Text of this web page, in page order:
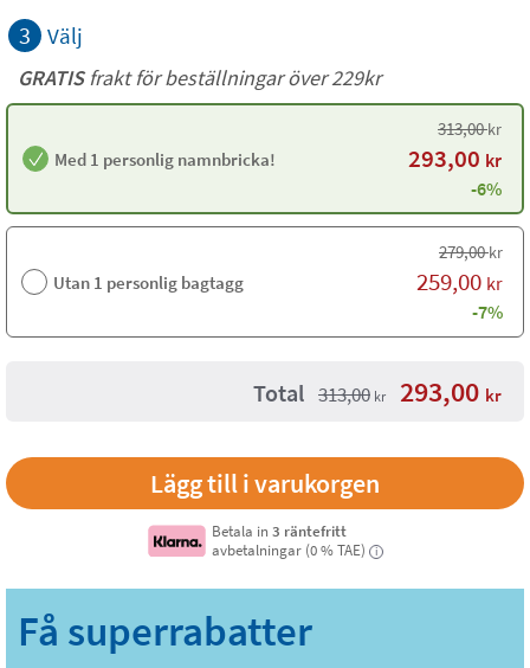
3 Välj
GRATISfrakt för beställningar över 229kr
Med 1 personlig namnbricka!
313,00kr
293,00 kr
-6%
Utan 1 personlig bagtagg
279,00kr
259,00 kr
-7%
Total 313,00 kr 293,00 kr
Betala in 3 räntefritt
avbetalningar (0 % TAE)
i